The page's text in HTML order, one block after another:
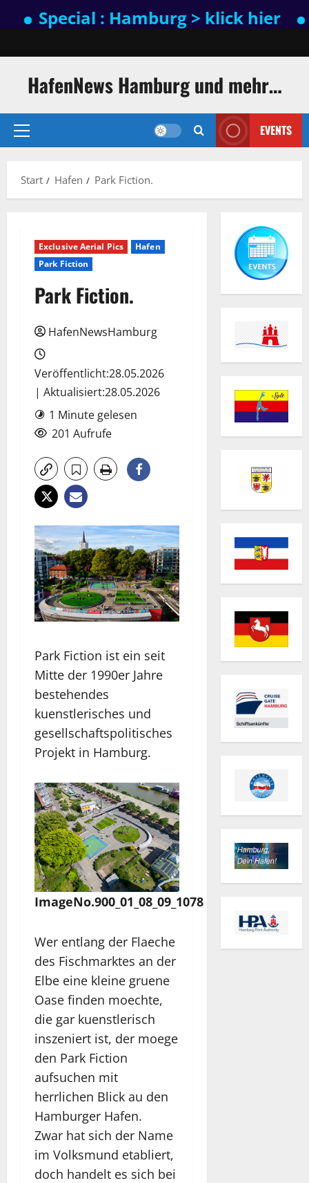
: Hamburg > klick hier
Inhalt
HafenNews Hamburg und mehr…
Primäres
EVENTS
Start Hafen Park Fiction.
Exclusive Aerial Pics
Hafen
Park Fiction
Park Fiction.
HafenNewsHamburg
Veröffentlicht:28.05.2026
| Aktualisiert:28.05.2026
1 Minute gelesen
201 Aufrufe
Park Fiction ist ein seit
Mitte der 1990er Jahre
bestehendes
kuenstlerisches und
gesellschaftspolitisches
Projekt in Hamburg.
ImageNo.900_01_08_09_1078
Wer entlang der Flaeche
des Fischmarktes an der
Elbe eine kleine gruene
Oase finden moechte,
die gar kuenstlerisch
inszeniert ist, der moege
den Park Fiction
aufsuchen mit
herrlichen Blick au den
Hamburger Hafen.
Zwar hat sich der Name
im Volksmund etabliert,
doch handelt es sich bei